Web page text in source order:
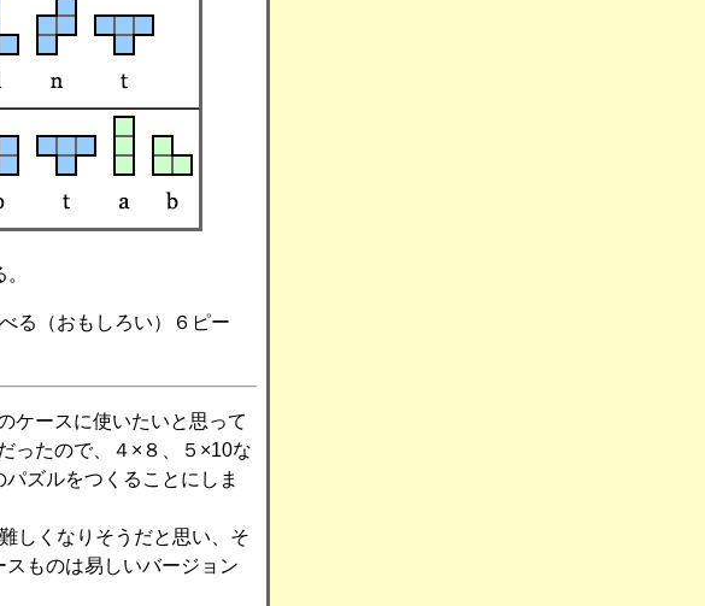
る（おもしろい）６ピー
ケースに使いたいと思って
ったので、４×８、５×10な
ズルをつくることにしま
しくなりそうだと思い、そ
ものは易しいバージョン